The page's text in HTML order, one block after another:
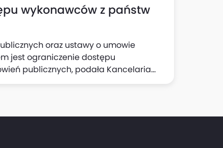
wykonawców z państw
oraz ustawy o umowie
jest ograniczenie dostępu
publicznych, podała Kancelaria